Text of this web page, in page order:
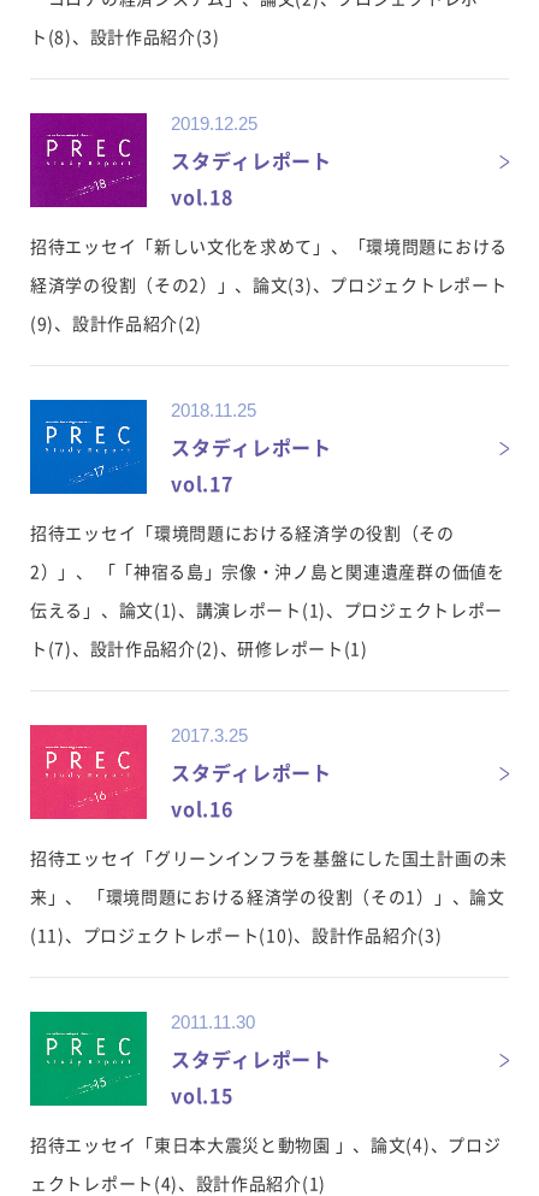
ト(8)、設計作品紹介(3)
2019.12.25
スタディレポート
vol.18
招待エッセイ「新しい文化を求めて」、「環境問題における
経済学の役割（その2）」、論文(3)、プロジェクトレポート
(9)、設計作品紹介(2)
2018.11.25
スタディレポート
vol.17
招待エッセイ「環境問題における経済学の役割（その
2）」、 「「神宿る島」宗像・沖ノ島と関連遺産群の価値を
伝える」、論文(1)、講演レポート(1)、プロジェクトレポー
ト(7)、設計作品紹介(2)、研修レポート(1)
2017.3.25
スタディレポート
vol.16
招待エッセイ「グリーンインフラを基盤にした国土計画の未
来」、 「環境問題における経済学の役割（その1）」、論文
(11)、プロジェクトレポート(10)、設計作品紹介(3)
2011.11.30
スタディレポート
vol.15
招待エッセイ「東日本大震災と動物園 」、論文(4)、プロジ
ェクトレポート(4)、設計作品紹介(1)